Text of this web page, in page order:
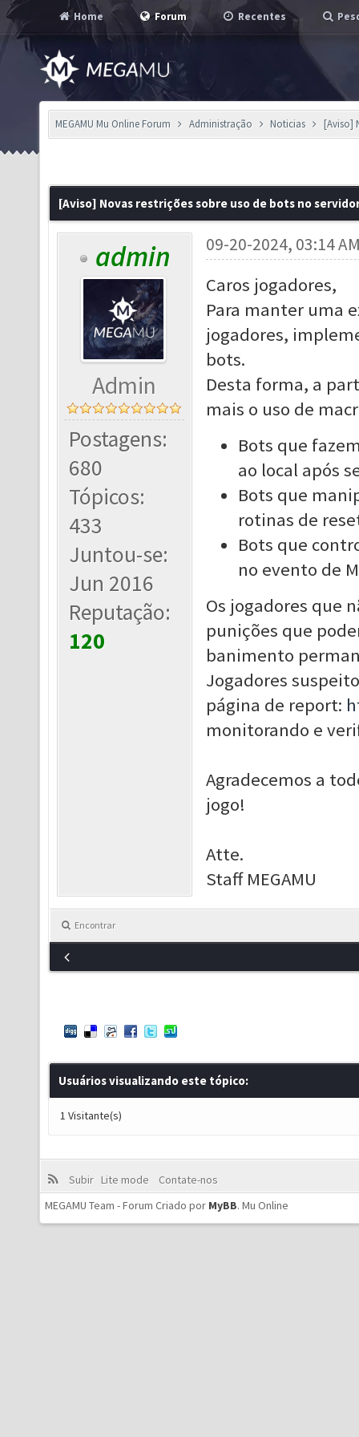
Home Forum Recentes
MEGAMU Mu Online Forum Administração Noticias [Aviso]
[Aviso] Novas restrições sobre uso de bots no
admin
Admin
Postagens:
680
Tópicos:
433
Juntou-se:
Jun 2016
Reputação:
120
09-20-2024, 03:14
Caros jogadores,
Para manter uma
jogadores,
bots.
Desta forma, a
mais o uso de
Bots que
ao local após
Bots que
rotinas de
Bots que
no evento de
Os jogadores que
punições que
banimento
Jogadores
página de report:
monitorando e
Agradecemos a
jogo!
Atte.
Staff MEGAMU
Encontrar
Usuários visualizando este tópico:
1 Visitante(s)
Subir Lite mode
Contate-nos
MEGAMU Team - Forum Criado por MyBB. Mu Online